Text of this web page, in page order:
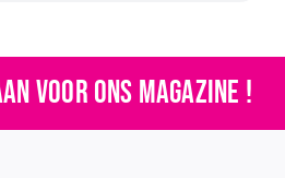
voor ons magazine !